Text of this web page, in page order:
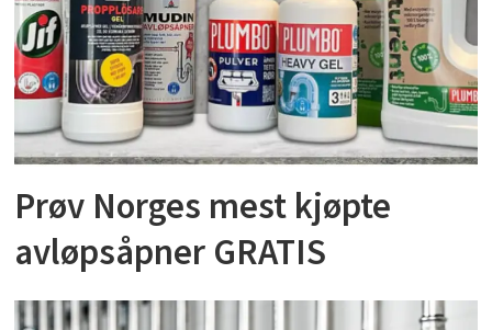
Prøv Norges mest kjøpte
avløpsåpner GRATIS